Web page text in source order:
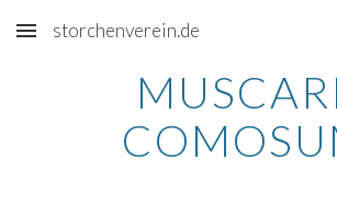
Skip to main content
storchenverein.de
MUSCARI